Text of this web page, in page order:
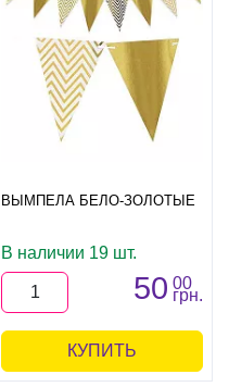
ВЫМПЕЛА БЕЛО-ЗОЛОТЫЕ
В наличии 19 шт.
50 00
грн.
КУПИТЬ